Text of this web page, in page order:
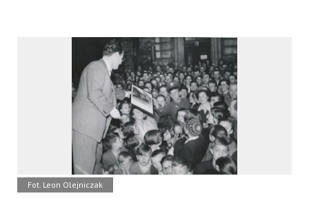
Fot. Leon Olejniczak